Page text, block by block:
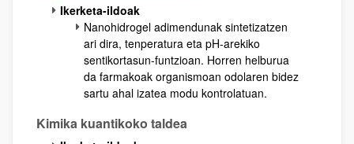
Ikerketa-ildoak
Nanohidrogel adimendunak sintetizatzen
ari dira, tenperatura eta pH-arekiko
sentikortasun-funtzioan. Horren helburua
da farmakoak organismoan odolaren bidez
sartu ahal izatea modu kontrolatuan.
Kimika kuantikoko taldea